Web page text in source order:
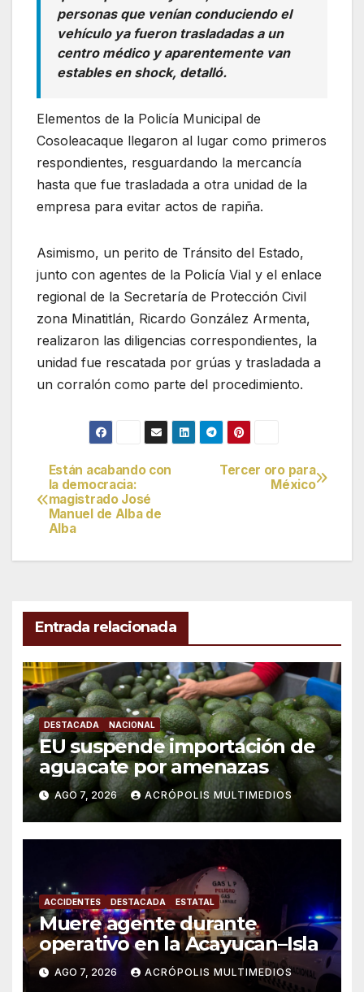
personas que venían conduciendo el
vehículo ya fueron trasladadas a un
centro médico y aparentemente van
estables en shock, detalló.
Elementos de la Policía Municipal de
Cosoleacaque llegaron al lugar como primeros
respondientes, resguardando la mercancía
hasta que fue trasladada a otra unidad de la
empresa para evitar actos de rapiña.
Asimismo, un perito de Tránsito del Estado,
junto con agentes de la Policía Vial y el enlace
regional de la Secretaría de Protección Civil
zona Minatitlán, Ricardo González Armenta,
realizaron las diligencias correspondientes, la
unidad fue rescatada por grúas y trasladada a
un corralón como parte del procedimiento.
Navegación
de
Tercer oro para
México
Están acabando con
la democracia:
magistrado José
Manuel de Alba de
Alba
Entrada relacionada
DESTACADA NACIONAL
EU suspende importación de
aguacate por amenazas
AGO 7, 2026 ACRÓPOLIS MULTIMEDIOS
ACCIDENTES DESTACADA ESTATAL
Muere agente durante
operativo en la Acayucan–Isla
AGO 7, 2026 ACRÓPOLIS MULTIMEDIOS